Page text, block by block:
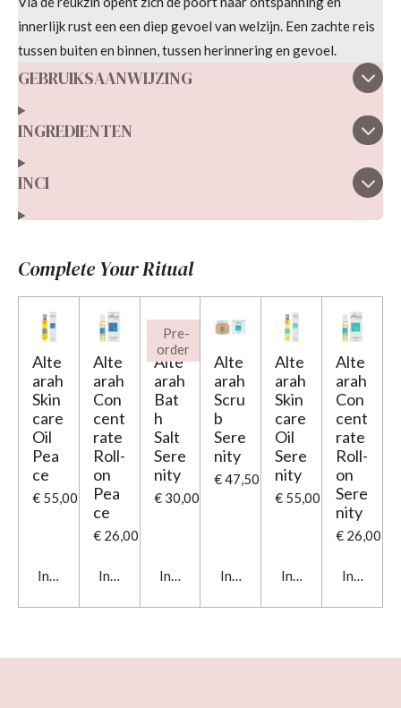
innerlijk rust een een diep gevoel van welzijn. Een zachte reis
tussen buiten en binnen, tussen herinnering en gevoel.
GEBRUIKSAANWIJZING
INGREDIENTEN
INCI
Complete Your Ritual
Alte
arah
Skin
care
Oil
Pea
ce
€ 55,00
In winkelwagen
Alte
arah
Con
cent
rate
Roll-
on
Pea
ce
€ 26,00
In winkelwagen
Pre-
order
Alte
arah
Bat
h
Salt
Sere
nity
€ 30,00
In winkelwagen
Alte
arah
Scru
b
Sere
nity
€ 47,50
In winkelwagen
Alte
arah
Skin
care
Oil
Sere
nity
€ 55,00
In winkelwagen
Alte
arah
Con
cent
rate
Roll-
on
Sere
nity
€ 26,00
In